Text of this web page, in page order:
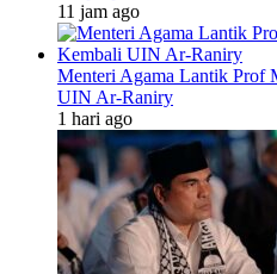
11 jam ago
Menteri Agama Lantik Prof
UIN Ar-Raniry
1 hari ago